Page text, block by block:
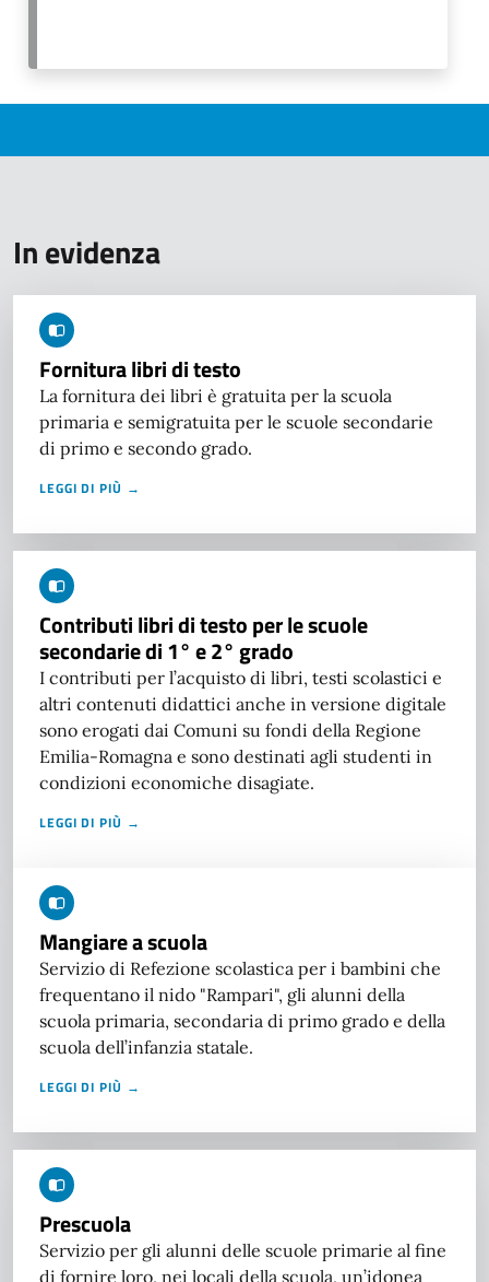
In evidenza
Fornitura libri di testo
La fornitura dei libri è gratuita per la scuola
primaria e semigratuita per le scuole secondarie
di primo e secondo grado.
LEGGI DI PIÙ →
Contributi libri di testo per le scuole
secondarie di 1° e 2° grado
I contributi per l’acquisto di libri, testi scolastici e
altri contenuti didattici anche in versione digitale
sono erogati dai Comuni su fondi della Regione
Emilia-Romagna e sono destinati agli studenti in
condizioni economiche disagiate.
LEGGI DI PIÙ →
Mangiare a scuola
Servizio di Refezione scolastica per i bambini che
frequentano il nido "Rampari", gli alunni della
scuola primaria, secondaria di primo grado e della
scuola dell’infanzia statale.
LEGGI DI PIÙ →
Prescuola
Servizio per gli alunni delle scuole primarie al fine
di fornire loro, nei locali della scuola, un’idonea